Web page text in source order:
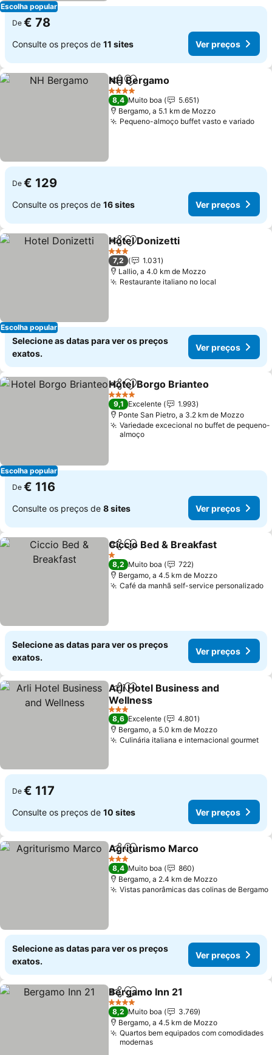
Escolha popular
De € 78
Consulte os preços de 11 sites Ver preços
PartilharAdicionar aos favoritos
NH Bergamo
4 Estrelas
8,4 Muito boa
5.651
Bergamo, a 5.1 km de Mozzo
Pequeno-almoço buffet vasto e variado
De € 129
Consulte os preços de 16 sites Ver preços
Escolha popular
PartilharAdicionar aos favoritos
Hotel Donizetti
3 Estrelas
7,2
1.031
Lallio, a 4.0 km de Mozzo
Restaurante italiano no local
Selecione as datas para ver os preços
exatos.
Ver preços
Escolha popular
PartilharAdicionar aos favoritos
Hotel Borgo Brianteo
4 Estrelas
9,1 Excelente
1.993
Ponte San Pietro, a 3.2 km de Mozzo
Variedade excecional no buffet de pequeno-
almoço
De € 116
Consulte os preços de 8 sites Ver preços
PartilharAdicionar aos favoritos
Ciccio Bed & Breakfast
1 Estrelas
8,2 Muito boa
722
Bergamo, a 4.5 km de Mozzo
Café da manhã self-service personalizado
Selecione as datas para ver os preços
exatos.
Ver preços
PartilharAdicionar aos favoritos
Arli Hotel Business and
Wellness
3 Estrelas
8,6 Excelente
4.801
Bergamo, a 5.0 km de Mozzo
Culinária italiana e internacional gourmet
De € 117
Consulte os preços de 10 sites Ver preços
PartilharAdicionar aos favoritos
Agriturismo Marco
3 Estrelas
8,4 Muito boa
860
Bergamo, a 2.4 km de Mozzo
Vistas panorâmicas das colinas de Bergamo
Selecione as datas para ver os preços
exatos.
Ver preços
PartilharAdicionar aos favoritos
Bergamo Inn 21
4 Estrelas
8,2 Muito boa
3.769
Bergamo, a 4.5 km de Mozzo
Quartos bem equipados com comodidades
modernas